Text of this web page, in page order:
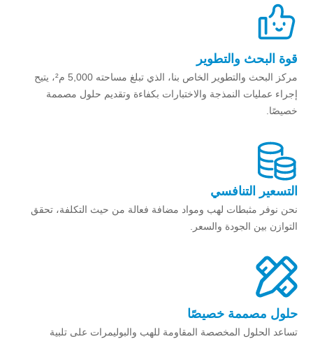
قوة البحث والتطوير
مركز البحث والتطوير الخاص بنا، الذي تبلغ مساحته 5,000 م²، يتيح
إجراء عمليات النمذجة والاختبارات بكفاءة وتقديم حلول مصممة
خصيصًا.
التسعير التنافسي
نحن نوفر مثبطات لهب ومواد مضافة فعالة من حيث التكلفة، تحقق
التوازن بين الجودة والسعر.
حلول مصممة خصيصًا
تساعد الحلول المخصصة المقاومة للهب والبوليمرات على تلبية